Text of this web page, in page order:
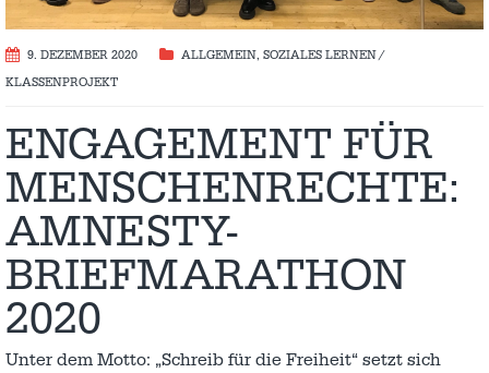
9. DEZEMBER 2020 ALLGEMEIN, SOZIALES LERNEN /
KLASSENPROJEKT
ENGAGEMENT FÜR
MENSCHENRECHTE:
AMNESTY-
BRIEFMARATHON
2020
Unter dem Motto: „Schreib für die Freiheit“ setzt sich